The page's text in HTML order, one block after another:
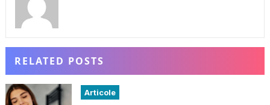
RELATED POSTS
Articole